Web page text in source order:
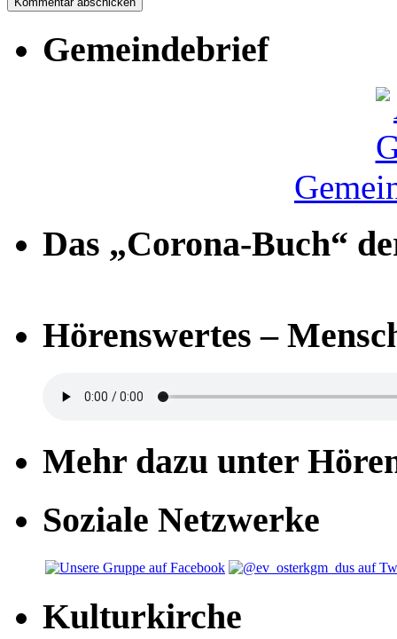
Gemeindebrief
Das „Corona-Buch“
Hörenswertes –
Mehr dazu unter
Soziale Netzwerke
Kulturkirche